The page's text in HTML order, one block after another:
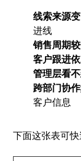
线索来源
进线
销售周期
客户跟进
管理层看
跨部门协
客户信息
下面这张表可快